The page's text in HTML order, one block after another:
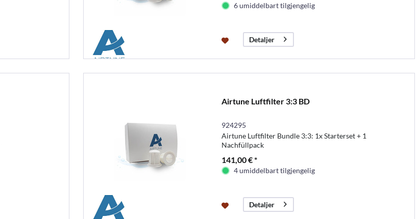
6 umiddelbart tilgjengelig
Detaljer
Airtune Luftfilter 3:3 BD
924295
Airtune Luftfilter Bundle 3:3: 1x Starterset + 1
Nachfüllpack
141,00 € *
4 umiddelbart tilgjengelig
Detaljer